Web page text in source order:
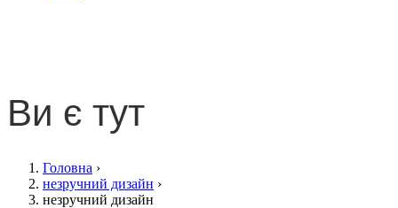
Ви є тут
Головна ›
незручний дизайн ›
незручний дизайн